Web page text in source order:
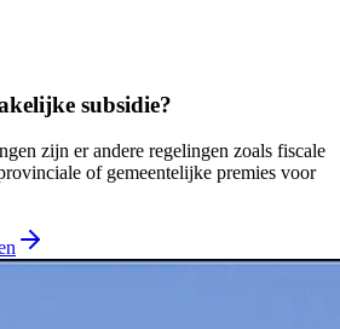
subsidie?
zijn er andere regelingen zoals fiscale
of gemeentelijke premies voor